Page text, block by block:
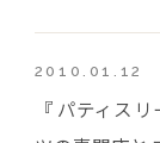
2010.01.12
『 パティス